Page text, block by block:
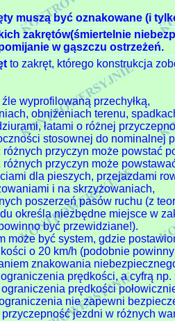
muszą być oznakowane (i
zakrętów(śmiertelnie
w gąszczu ostrzeżeń.
to zakręt, którego konstrukcja
wyprofilowaną przechyłką,
obniżeniach terenu,
łatami o różnej
stosownej do nominalnej
różnych przyczyn może powstać
różnych przyczyn może
dla pieszych, przejazdami
i na skrzyżowaniach,
poszerzeń pasów ruchu (z
określa niezbędne miejsce w
być przewidziane!).
może być system, gdzie
o 20 km/h (podobnie
znakowania
prędkości, a cyfrą
prędkości
nie zapewni
jezdni w różnych